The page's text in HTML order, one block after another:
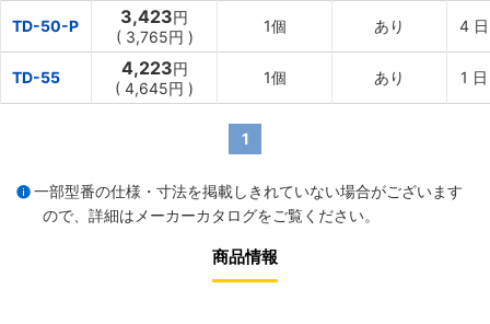
TD-50-P 3,423円
( 3,765円 )
1個 あり 4日
TD-55 4,223円
( 4,645円 )
1個 あり 1
1
一部型番の仕様・寸法を掲載しきれていない場合がございます
ので、詳細は メーカーカタログをご覧ください。
商品情報